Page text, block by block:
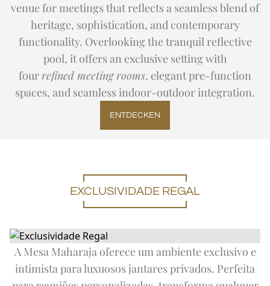
venue for meetings that reflects a seamless blend of
heritage, sophistication, and contemporary
functionality. Overlooking the tranquil reflective
pool, it offers an exclusive setting with
fourrefined meeting rooms, elegant pre-function
spaces, and seamless indoor-outdoor integration.
ENTDECKEN
EXCLUSIVIDADE REGAL
A Mesa Maharaja oferece um ambiente exclusivo e
intimista para luxuosos jantares privados. Perfeita